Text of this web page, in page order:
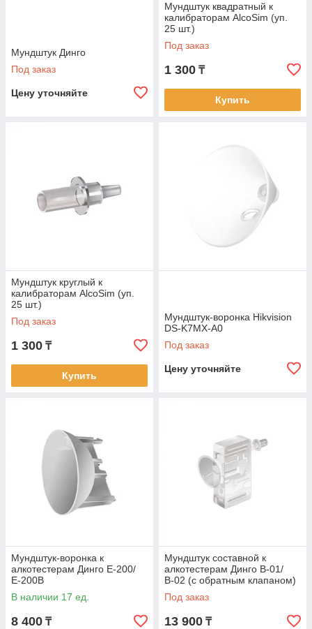
Мундштук Динго
Под заказ
Цену уточняйте
Мундштук квадратный к
калибраторам AlcoSim (уп.
25 шт.)
Под заказ
1 300 ₸
Купить
Мундштук круглый к
калибраторам AlcoSim (уп.
25 шт.)
Под заказ
1 300 ₸
Купить
Мундштук-воронка Hikvision
DS-K7MX-A0
Под заказ
Цену уточняйте
Мундштук-воронка к
алкотестерам Динго Е-200/
Е-200В
В наличии 17 ед.
8 400 ₸
Мундштук составной к
алкотестерам Динго В-01/
В-02 (с обратным клапаном)
Под заказ
13 900 ₸